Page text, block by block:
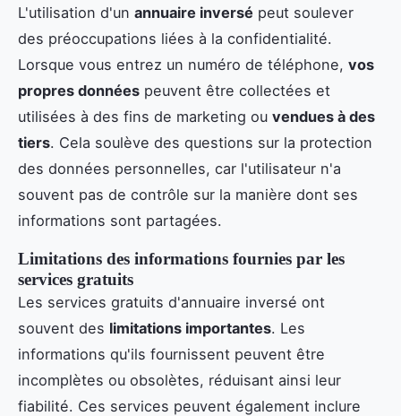
L'utilisation d'un annuaire inversé peut soulever
des préoccupations liées à la confidentialité.
Lorsque vous entrez un numéro de téléphone, vos
propres données peuvent être collectées et
utilisées à des fins de marketing ou vendues à des
tiers. Cela soulève des questions sur la protection
des données personnelles, car l'utilisateur n'a
souvent pas de contrôle sur la manière dont ses
informations sont partagées.
Limitations des informations fournies par les
services gratuits
Les services gratuits d'annuaire inversé ont
souvent des limitations importantes. Les
informations qu'ils fournissent peuvent être
incomplètes ou obsolètes, réduisant ainsi leur
fiabilité. Ces services peuvent également inclure